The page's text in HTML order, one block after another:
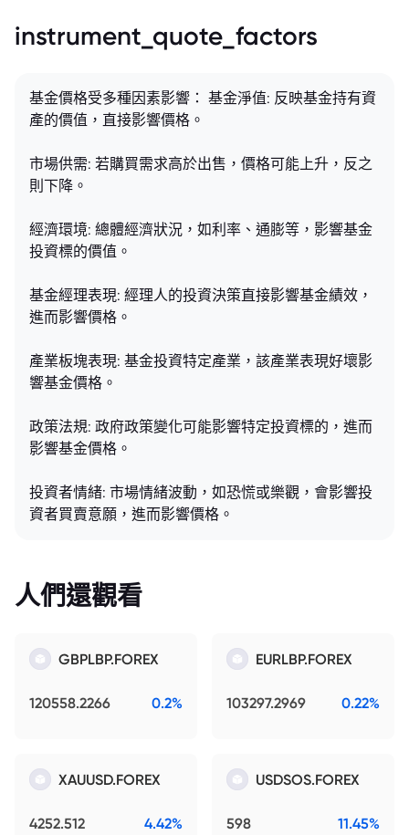
instrument_quote_factors
基金價格受多種因素影響： 基金淨值: 反映基金持有資
產的價值，直接影響價格。
市場供需: 若購買需求高於出售，價格可能上升，反之
則下降。
經濟環境: 總體經濟狀況，如利率、通膨等，影響基金
投資標的價值。
基金經理表現: 經理人的投資決策直接影響基金績效，
進而影響價格。
產業板塊表現: 基金投資特定產業，該產業表現好壞影
響基金價格。
政策法規: 政府政策變化可能影響特定投資標的，進而
影響基金價格。
投資者情緒: 市場情緒波動，如恐慌或樂觀，會影響投
資者買賣意願，進而影響價格。
人們還觀看
GBPLBP.FOREX
120558.2266 0.2%
EURLBP.FOREX
103297.2969 0.22%
XAUUSD.FOREX
4252.512 4.42%
USDSOS.FOREX
598 11.45%